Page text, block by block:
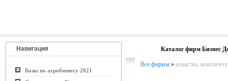
Навигация
Базы по агробизнесу 2021
Каталог фирм Бизнес
Все фирмы » оснастка,